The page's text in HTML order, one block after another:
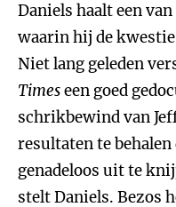
Daniels haalt een
waarin hij de
Niet lang geleden
Timeseen goed
schrikbewind van
resultaten te
genadeloos uit te
stelt Daniels. Bezos